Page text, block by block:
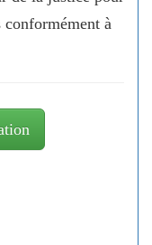
conformément à